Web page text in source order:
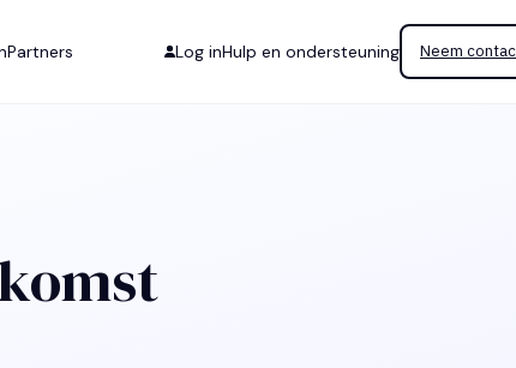
Partners Log inHulp en ondersteuning Neem